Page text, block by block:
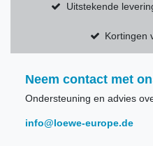
Uitstekende
Kortingen
Neem contact met
Ondersteuning en advies
info@loewe-europe.de